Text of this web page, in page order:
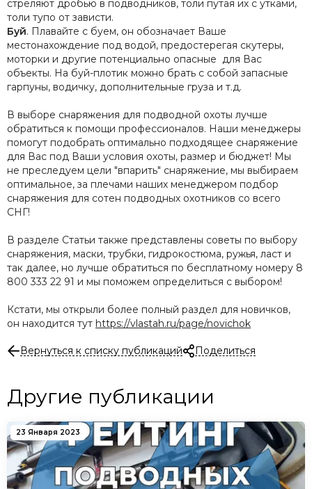
стреляют дробью в подводников, толи путая их с утками,
толи тупо от зависти.
Буй. Плавайте с буем, он обозначает Ваше
местонахождение под водой, предостерегая скутеры,
моторки и другие потенциально опасные для Вас
объекты. На буй-плотик можно брать с собой запасные
гарпуны, водичку, дополнительные груза и т.д.
В выборе снаряжения для подводной охоты лучше
обратиться к помощи профессионалов. Наши менеджеры
помогут подобрать оптимально подходящее снаряжение
для Вас под Ваши условия охоты, размер и бюджет! Мы
не преследуем цели "впарить" снаряжение, мы выбираем
оптимальное, за плечами наших менеджером подбор
снаряжения для сотен подводных охотников со всего
СНГ!
В разделе Статьи также представлены советы по выбору
снаряжения, маски, трубки, гидрокостюма, ружья, ласт и
так далее, но лучше обратиться по бесплатному номеру 8
800 333 22 91 и мы поможем определиться с выбором!
Кстати, мы открыли более полный раздел для новичков,
он находится тут https://vlastah.ru/page/novichok
Вернуться к списку публикаций Поделиться
Другие публикации
23 Января 2023